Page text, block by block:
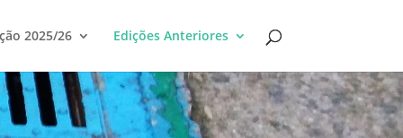
2025/26 Edições Anteriores